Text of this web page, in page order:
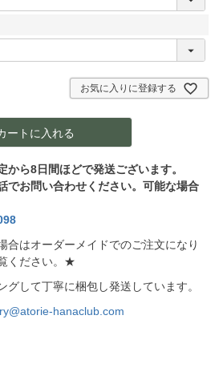
お気に入りに登録する
ートに入れる
ら8日間ほどで発送ございます。
でお問い合わせください。可能な場合
はオーダーメイドでのご注文になり
ください。★
して丁寧に梱包し発送しています。
hanaclub.com